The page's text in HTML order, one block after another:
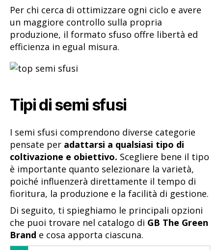
Per chi cerca di ottimizzare ogni ciclo e avere
un maggiore controllo sulla propria
produzione, il formato sfuso offre libertà ed
efficienza in egual misura.
Tipi di semi sfusi
I semi sfusi comprendono diverse categorie
pensate per adattarsi a qualsiasi tipo di
coltivazione e obiettivo. Scegliere bene il tipo
è importante quanto selezionare la varietà,
poiché influenzerà direttamente il tempo di
fioritura, la produzione e la facilità di gestione.
Di seguito, ti spieghiamo le principali opzioni
che puoi trovare nel catalogo di GB The Green
Brand e cosa apporta ciascuna.